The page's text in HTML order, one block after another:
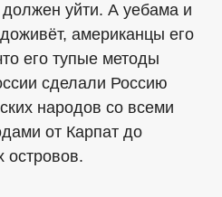
уйти. А уебама и
американцы его
его тупые методы
сделали Россию
народов со всеми
от Карпат до
островов.